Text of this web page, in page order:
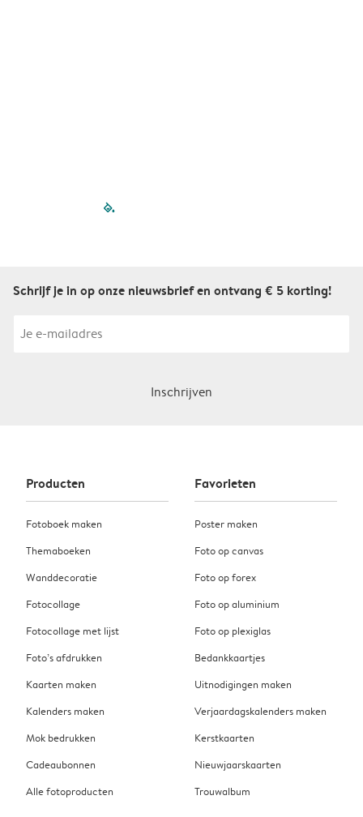
filled-pagination
Schrijf je in op onze nieuwsbrief en ontvang € 5 korting!
Inschrijven
Producten
Fotoboek maken
Themaboeken
Wanddecoratie
Fotocollage
Fotocollage met lijst
Foto’s afdrukken
Kaarten maken
Kalenders maken
Mok bedrukken
Cadeaubonnen
Alle fotoproducten
Favorieten
Poster maken
Foto op canvas
Foto op forex
Foto op aluminium
Foto op plexiglas
Bedankkaartjes
Uitnodigingen maken
Verjaardagskalenders maken
Kerstkaarten
Nieuwjaarskaarten
Trouwalbum